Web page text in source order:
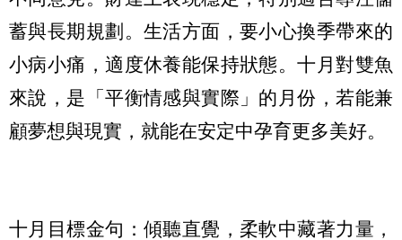
蓄與長期規劃。生活方面，要小心換季帶來的
小病小痛，適度休養能保持狀態。十月對雙魚
來說，是「平衡情感與實際」的月份，若能兼
顧夢想與現實，就能在安定中孕育更多美好。
十月目標金句：傾聽直覺，柔軟中藏著力量，